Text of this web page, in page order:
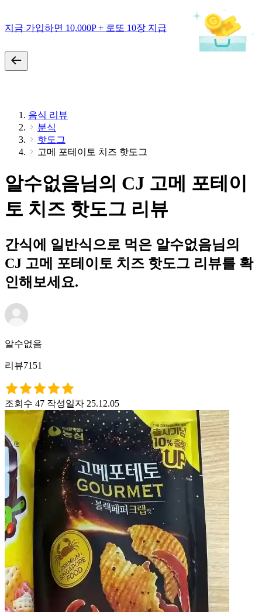
지금 가입하면 10,000P + 로또 10장 지급
음식 리뷰
분식
핫도그
고메 포테이토 치즈 핫도그
알수없음님의 CJ 고메 포테이
토 치즈 핫도그 리뷰
간식에 일반식으로 먹은 알수없음님의
CJ 고메 포테이토 치즈 핫도그 리뷰를 확
인해보세요.
알수없음
리뷰7151
조회수 47 작성일자 25.12.05